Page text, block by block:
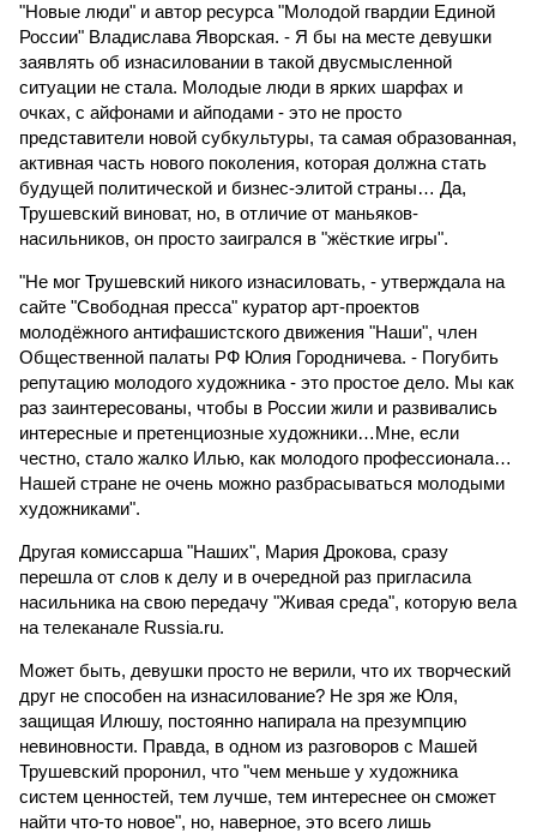
"Новые люди" и автор ресурса "Молодой гвардии Единой
России" Владислава Яворская. - Я бы на месте девушки
заявлять об изнасиловании в такой двусмысленной
ситуации не стала. Молодые люди в ярких шарфах и
очках, с айфонами и айподами - это не просто
представители новой субкультуры, та самая образованная,
активная часть нового поколения, которая должна стать
будущей политической и бизнес-элитой страны… Да,
Трушевский виноват, но, в отличие от маньяков-
насильников, он просто заигрался в "жёсткие игры".
"Не мог Трушевский никого изнасиловать, - утверждала на
сайте "Свободная пресса" куратор арт-проектов
молодёжного антифашистского движения "Наши", член
Общественной палаты РФ Юлия Городничева. - Погубить
репутацию молодого художника - это простое дело. Мы как
раз заинтересованы, чтобы в России жили и развивались
интересные и претенциозные художники…Мне, если
честно, стало жалко Илью, как молодого профессионала…
Нашей стране не очень можно разбрасываться молодыми
художниками".
Другая комиссарша "Наших", Мария Дрокова, сразу
перешла от слов к делу и в очередной раз пригласила
насильника на свою передачу "Живая среда", которую вела
на телеканале Russia.ru.
Может быть, девушки просто не верили, что их творческий
друг не способен на изнасилование? Не зря же Юля,
защищая Илюшу, постоянно напирала на презумпцию
невиновности. Правда, в одном из разговоров с Машей
Трушевский проронил, что "чем меньше у художника
систем ценностей, тем лучше, тем интереснее он сможет
найти что-то новое", но, наверное, это всего лишь